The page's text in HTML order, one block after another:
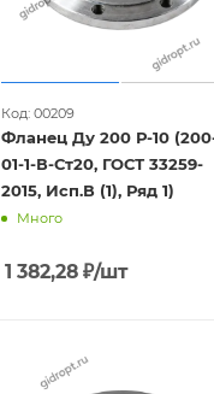
Код: 00209
Фланец Ду 200 Р-10
01-1-В-Ст20, ГОСТ 33259-
2015, Исп.В (1), Ряд 1)
Много
1 382,28₽/шт